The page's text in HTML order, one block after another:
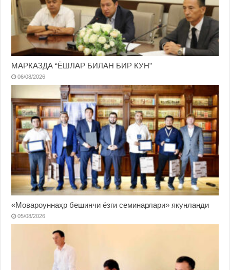
МАРКАЗДА “ЁШЛАР БИЛАН БИР КУН”
06/08/2026
«Мовароуннаҳр бешинчи ёзги семинарлари» якунланди
05/08/2026